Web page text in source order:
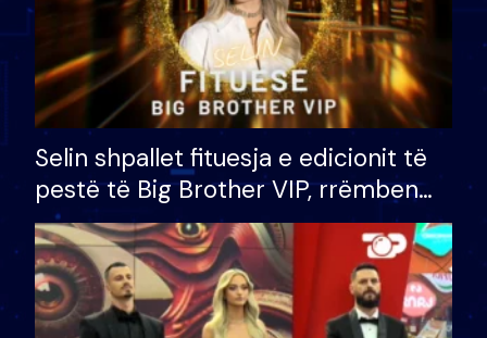
Selin shpallet fituesja e edicionit të
pestë të Big Brother VIP, rrëmben
çmimin e madh prej 100 mijë eurosh